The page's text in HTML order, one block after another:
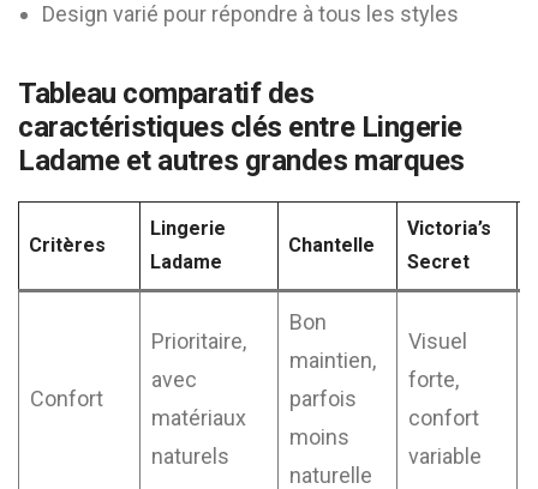
Design varié pour répondre à tous les styles
Tableau comparatif des
caractéristiques clés entre Lingerie
Ladame et autres grandes marques
Critères
Lingerie
Ladame
Chantelle
Victoria’s
Secret
Confort
Prioritaire,
avec
matériaux
naturels
Bon
maintien,
parfois
moins
naturelle
Visuel
forte,
confort
variable